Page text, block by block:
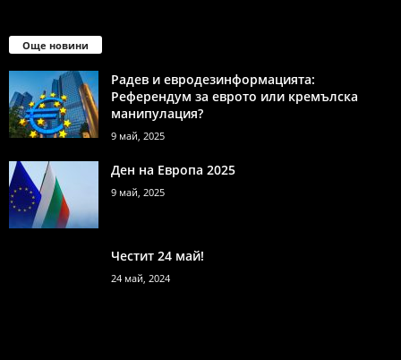
Още новини
Радев и евродезинформацията:
Референдум за еврото или кремълска
манипулация?
9 май, 2025
Ден на Европа 2025
9 май, 2025
Честит 24 май!
24 май, 2024